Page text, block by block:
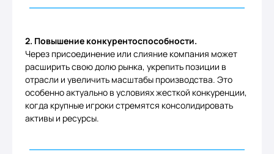
2. Повышение конкурентоспособности.
Через присоединение или слияние компания может
расширить свою долю рынка, укрепить позиции в
отрасли и увеличить масштабы производства. Это
особенно актуально в условиях жесткой конкуренции,
когда крупные игроки стремятся консолидировать
активы и ресурсы.